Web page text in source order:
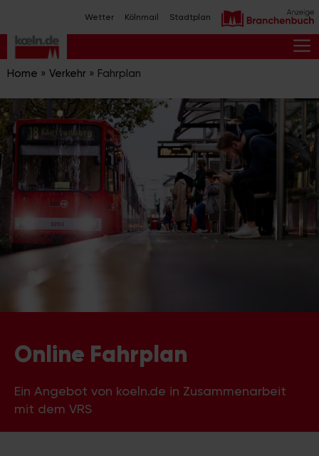
Inhalt
springen
Wetter Kölnmail Stadtplan
Home » Verkehr » Fahrplan
Online Fahrplan
Ein Angebot von koeln.de in Zusammenarbeit
mit dem VRS